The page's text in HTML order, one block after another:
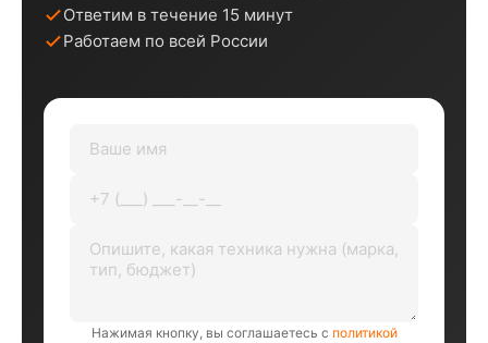
Ответим в течение 15 минут
Работаем по всей России
Нажимая кнопку, вы соглашаетесь с политикой